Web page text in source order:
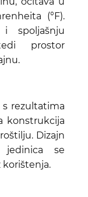
(°F).
spoljašnju
prostor
s rezultatima
konstrukcija
Dizajn
jedinica se